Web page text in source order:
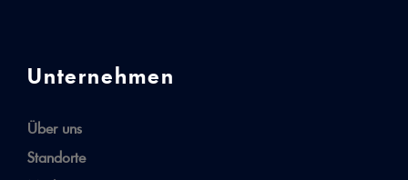
Unternehmen
Über uns
Standorte